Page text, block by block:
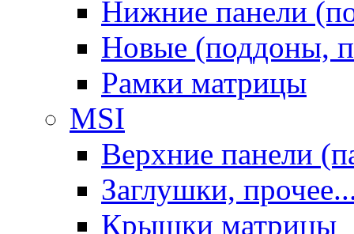
Нижние панели
Новые (поддоны,
Рамки матрицы
MSI
Верхние панели
Заглушки,
Крышки матрицы